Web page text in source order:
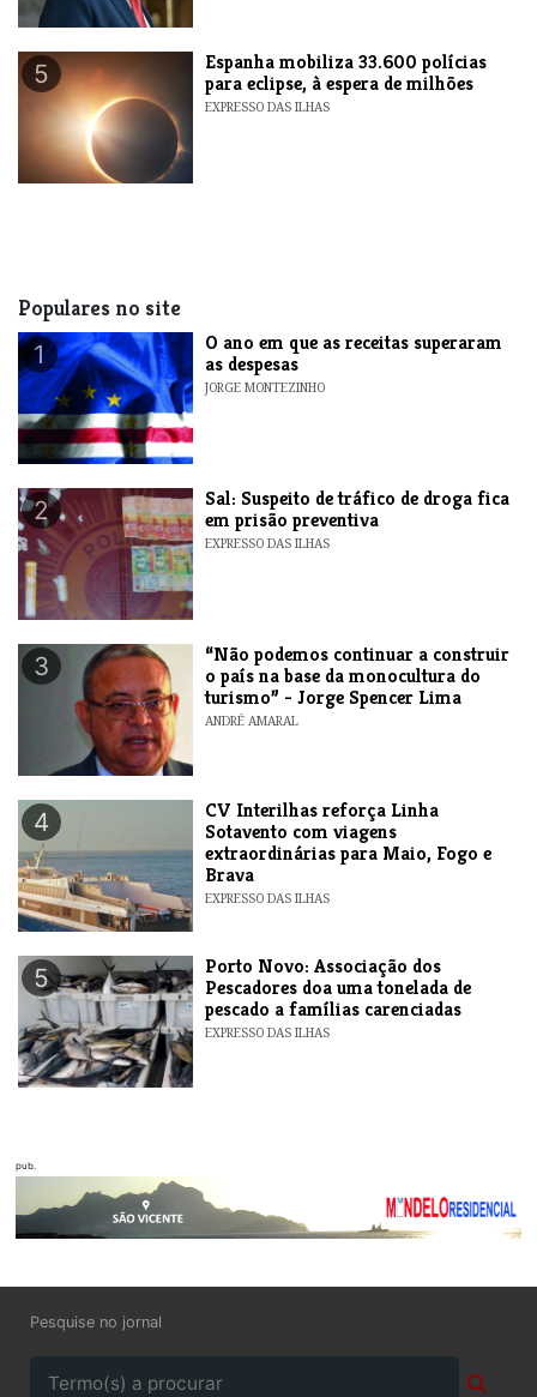
5
Espanha mobiliza 33.600 polícias
para eclipse, à espera de milhões
EXPRESSO DAS ILHAS
Populares no site
1
O ano em que as receitas superaram
as despesas
JORGE MONTEZINHO
2
​Sal: Suspeito de tráfico de droga fica
em prisão preventiva
EXPRESSO DAS ILHAS
3
“Não podemos continuar a construir
o país na base da monocultura do
turismo” - Jorge Spencer Lima
ANDRÉ AMARAL
4
​CV Interilhas reforça Linha
Sotavento com viagens
extraordinárias para Maio, Fogo e
Brava
EXPRESSO DAS ILHAS
5
​Porto Novo: Associação dos
Pescadores doa uma tonelada de
pescado a famílias carenciadas
EXPRESSO DAS ILHAS
pub.
Pesquise no jornal